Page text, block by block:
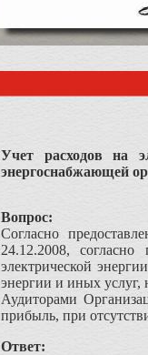
Учет расходов на
энергоснабжающей
Вопрос:
Согласно
24.12.2008,
электрической
энергии и иных услуг,
Аудиторами
прибыль, при
Ответ: